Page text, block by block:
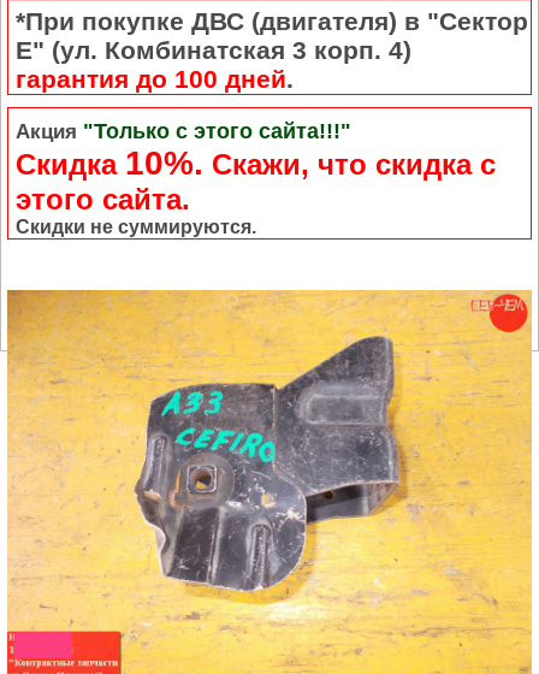
*При покупке ДВС (двигателя) в "Сектор
Е" (ул. Комбинатская 3 корп. 4)
гарантия до 100 дней.
Акция "Только с этого сайта!!!"
Скидка 10%. Cкажи, что скидка с
этого сайта.
Скидки не суммируются.